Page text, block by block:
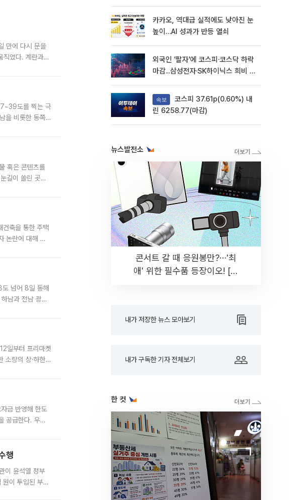
만에 다시 문을
직였다. 계란과
도를 찍는 극
을 비롯한 동쪽
혹은 콘텐츠를
길이 쏠린 곳은
건축을 통한 주택
논란에 대해 정
넘어 8일 동해
남과 전남 광양
일부터 프리마켓
소량의 상·하한
금 반영해 한도
공급한다. 우리
행
이 윤석열 정부
이 투입된 부산
카카오, 역대급 실적에도 낮아진 눈
높이…AI 성과가 반등 열쇠
외국인 '팔자'에 코스피·코스닥 하락
마감...삼성전자·SK하이닉스 희비 갈
속보
린 6258.77(마감)
뉴스발전소
콘서트 갈 때 응원봉만?⋯'최
애' 위한 필수품 등장이오! [솔
내가 저장한 뉴스 모아보기
내가 구독한 기자 전체보기
한 컷